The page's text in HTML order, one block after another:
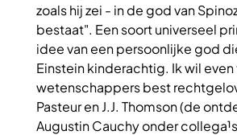
zoals hij zei - in de god van
bestaat". Een soort universeel
idee van een persoonlijke god
Einstein kinderachtig. Ik wil
wetenschappers best
Pasteur en J.J. Thomson (de
Augustin Cauchy onder